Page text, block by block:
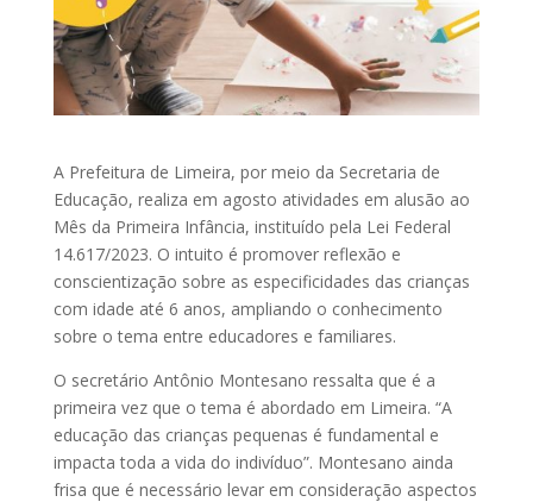
A Prefeitura de Limeira, por meio da Secretaria de
Educação, realiza em agosto atividades em alusão ao
Mês da Primeira Infância, instituído pela Lei Federal
14.617/2023. O intuito é promover reflexão e
conscientização sobre as especificidades das crianças
com idade até 6 anos, ampliando o conhecimento
sobre o tema entre educadores e familiares.
O secretário Antônio Montesano ressalta que é a
primeira vez que o tema é abordado em Limeira. “A
educação das crianças pequenas é fundamental e
impacta toda a vida do indivíduo”. Montesano ainda
frisa que é necessário levar em consideração aspectos